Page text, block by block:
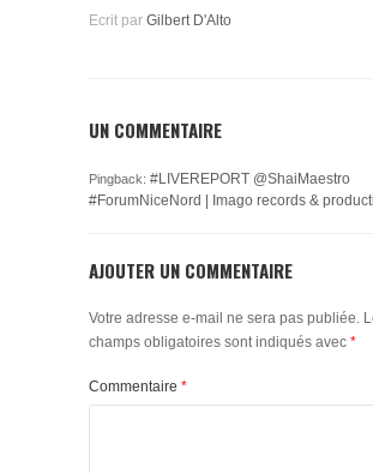
Ecrit par Gilbert D'Alto
UN COMMENTAIRE
Pingback: #LIVEREPORT @ShaiMaestro
#ForumNiceNord | Imago records &
AJOUTER UN COMMENTAIRE
Votre adresse e-mail ne sera pas publiée.
champs obligatoires sont indiqués avec *
Commentaire *